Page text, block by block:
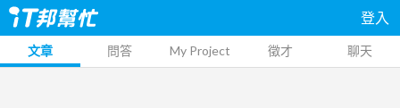
登入
文章 問答 My Project 徵才 聊天